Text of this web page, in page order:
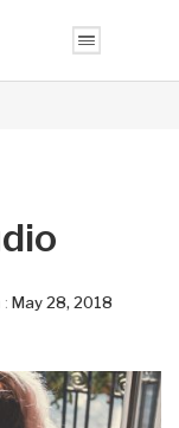
: May 28, 2018